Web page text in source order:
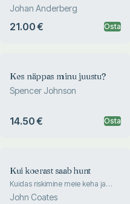
Johan Anderberg
21.00 € Osta
Kes näppas minu juustu?
Spencer Johnson
14.50 € Osta
Kui koerast saab hunt
Kuidas riskimine meie keha ja
mõtlemist mõjutab
John Coates